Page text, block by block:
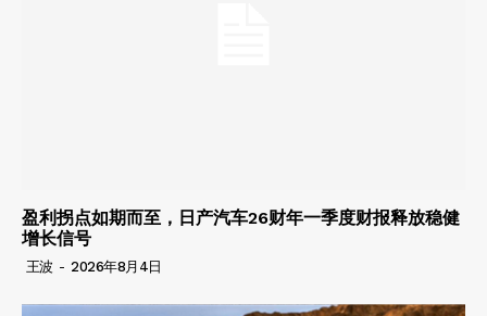
盈利拐点如期而至，日产汽车26财年一季度财报释放稳健
增长信号
王波 - 2026年8月4日